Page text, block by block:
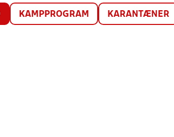
KAMPPROGRAM KARANTÆNER